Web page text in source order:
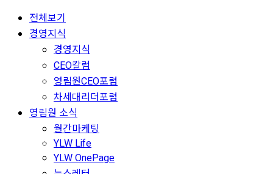
전체보기
경영지식
경영지식
CEO칼럼
영림원CEO포럼
차세대리더포럼
영림원 소식
월간마케팅
YLW Life
YLW OnePage